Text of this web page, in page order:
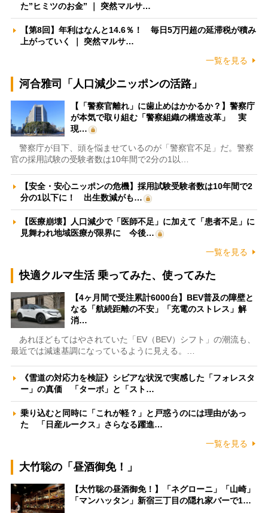
た”ヒミツのお金” ｜ 突然マルサ…
【第8回】年利はなんと14.6％！ 毎日5万円超の延滞税が積み
上がっていく ｜ 突然マルサ…
一覧を見る
河合雅司「人口減少ニッポンの活路」
【「警察官離れ」に歯止めはかかるか？】警察庁
が本気で取り組む「警察組織の構造改革」 実
現…
警察庁が目下、頭を悩ませているのが「警察官不足」だ。警察
官の採用試験の受験者数は10年間で2分の1以…
【安全・安心ニッポンの危機】採用試験受験者数は10年間で2
分の1以下に！ 出生数減がも…
【医療崩壊】人口減少で「医師不足」に加えて「患者不足」に
見舞われ地域医療が限界に 今後…
一覧を見る
快適クルマ生活 乗ってみた、使ってみた
【4ヶ月間で受注累計6000台】BEV普及の障壁と
なる「航続距離の不安」「充電のストレス」解
消…
あれほどもてはやされていた「EV（BEV）シフト」の潮流も、
最近では減速基調になっているように見える。…
《雪道の対応力を検証》シビアな状況で実感した「フォレスタ
ー」の真価 「ターボ」と「スト…
乗り込むと同時に「これが軽？」と戸惑うのには理由があっ
た 「日産ルークス」さらなる躍進…
一覧を見る
大竹聡の「昼酒御免！」
【大竹聡の昼酒御免！】「ネグローニ」「山崎」
「マンハッタン」新宿三丁目の隠れ家バーで1…